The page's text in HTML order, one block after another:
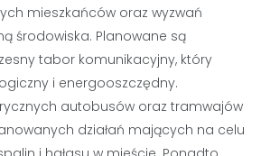
mieszkańców oraz wyzwań
środowiska. Planowane są
tabor komunikacyjny, który
i energooszczędny.
autobusów oraz tramwajów
działań mających na celu